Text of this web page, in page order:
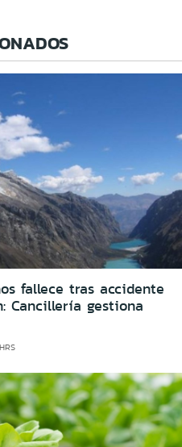
fallece tras accidente
Cancillería gestiona